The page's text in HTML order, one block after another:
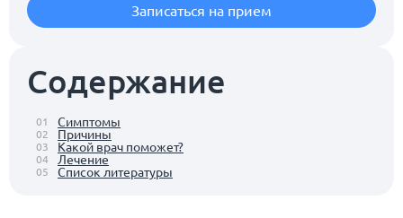
Содержание
01 Симптомы
02 Причины
03 Какой врач поможет?
04 Лечение
05 Список литературы
Записаться на прием